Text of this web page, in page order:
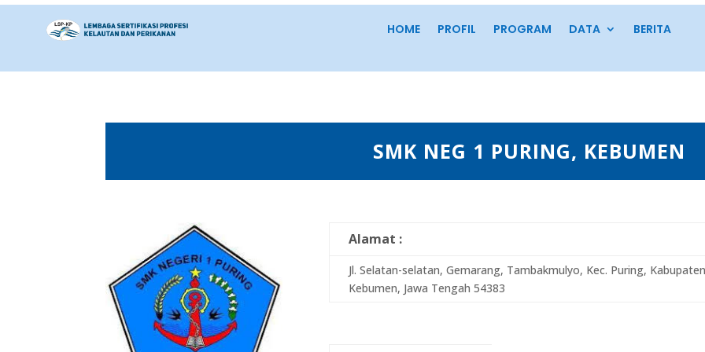
HOME PROFIL PROGRAM DATA BERITA
SMK NEG 1 PURING, KEBUMEN
Alamat :
Jl. Selatan-selatan, Gemarang, Tambakmulyo, Kec. Puring, Kabupaten
Kebumen, Jawa Tengah 54383